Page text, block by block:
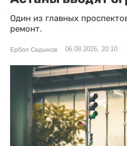
Один из главных
ремонт.
Ербол Садыков 06.08.2026, 20:10